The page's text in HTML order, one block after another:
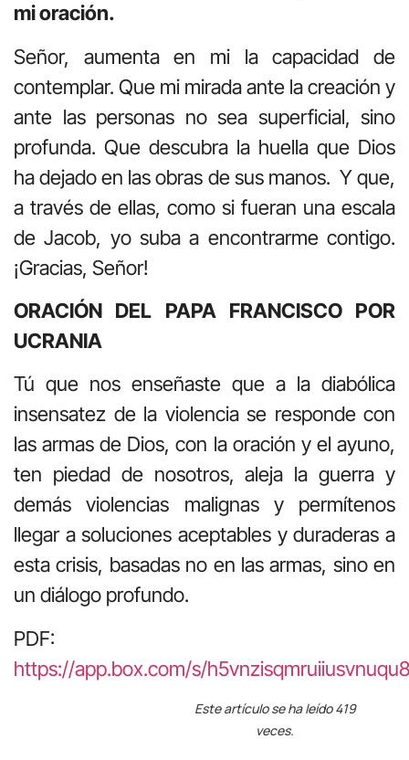
mi oración.
Señor, aumenta en mi la capacidad de
contemplar. Que mi mirada ante la creación y
ante las personas no sea superficial, sino
profunda. Que descubra la huella que Dios
ha dejado en las obras de sus manos. Y que,
a través de ellas, como si fueran una escala
de Jacob, yo suba a encontrarme contigo.
¡Gracias, Señor!
ORACIÓN DEL PAPA FRANCISCO POR
UCRANIA
Tú que nos enseñaste que a la diabólica
insensatez de la violencia se responde con
las armas de Dios, con la oración y el ayuno,
ten piedad de nosotros, aleja la guerra y
demás violencias malignas y permítenos
llegar a soluciones aceptables y duraderas a
esta crisis, basadas no en las armas, sino en
un diálogo profundo.
PDF:
https://app.box.com/s/
Este artículo se ha leído 419
veces.